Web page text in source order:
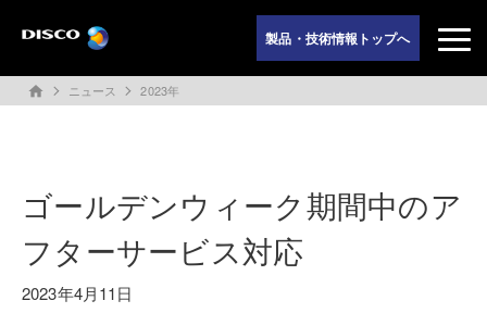
製品・技術情報トップへ
home ニュース 2023年
ゴールデンウィーク期間中のア
フターサービス対応
2023年4月11日